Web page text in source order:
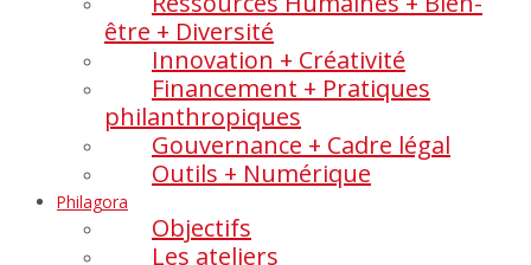
être + Diversité
Innovation + Créativité
Financement + Pratiques
philanthropiques
Gouvernance + Cadre légal
Outils + Numérique
Philagora
Objectifs
Les ateliers